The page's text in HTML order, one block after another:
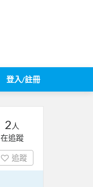
登入/註冊
2 人
在追蹤
追蹤